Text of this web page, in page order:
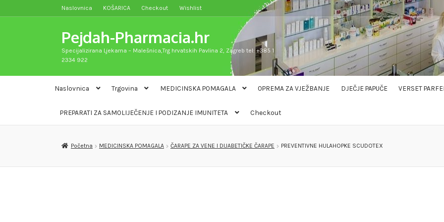
Preskoči
navigaciju
Skoči
sadržaja
Naslovnica KOŠARICA Checkout Wishlist
Pejdah-Pharmacia.hr
Specijalizirana Ljekarna – Malešnica,Trg hrvatskih Pavlina 2, Zagreb tel: +385 1
2334 922
Naslovnica Trgovina MEDICINSKA POMAGALA OPREMA ZA VJEŽBANJE DJEČJE PAPUČE VERSET
PREPARATI ZA SAMOLIJEČENJE I PODIZANJE IMUNITETA Checkout
Početna MEDICINSKA POMAGALA ČARAPE ZA VENE I DIJABETIČKE ČARAPE PREVENTIVNE HULAHOPKE SCUDOTEX